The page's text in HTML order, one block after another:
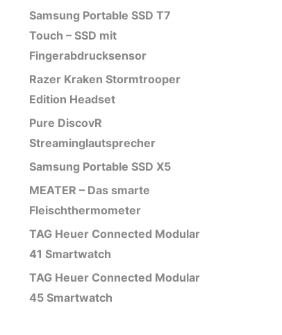
Samsung Portable SSD T7
Touch – SSD mit
Fingerabdrucksensor
Razer Kraken Stormtrooper
Edition Headset
Pure DiscovR
Streaminglautsprecher
Samsung Portable SSD X5
MEATER – Das smarte
Fleischthermometer
TAG Heuer Connected Modular
41 Smartwatch
TAG Heuer Connected Modular
45 Smartwatch